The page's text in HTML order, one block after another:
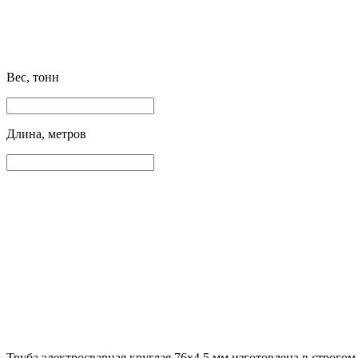
Вес, тонн
Длина, метров